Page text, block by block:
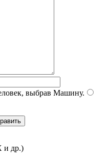
выбрав Машину.
др.)